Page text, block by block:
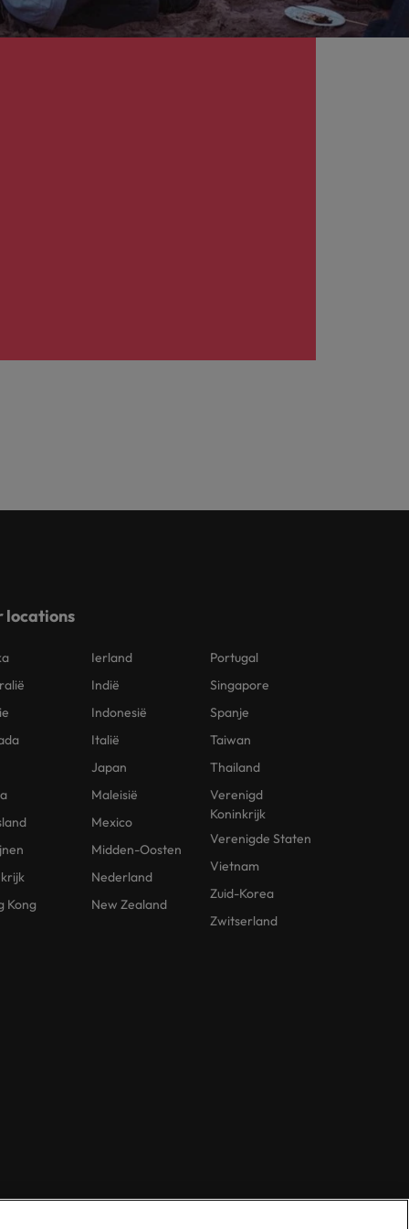
locations
Kong
Ierland
Indië
Indonesië
Italië
Japan
Maleisië
Mexico
Midden-Oosten
Nederland
New Zealand
Portugal
Singapore
Spanje
Taiwan
Thailand
Verenigd
Koninkrijk
Verenigde Staten
Vietnam
Zuid-Korea
Zwitserland